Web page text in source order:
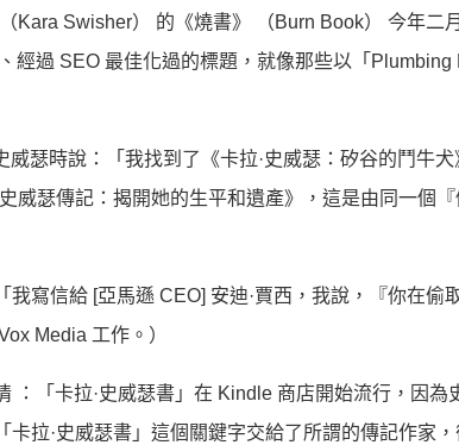
Kara Swisher） 的《燒書》 （Burn Book） 今年
經過 SEO 最佳化過的標題，就像那些以「
威瑟時說：「我找到了《卡拉·史威瑟：矽谷的鬥牛
威瑟傳記：揭開她的生平和遺產》，這是由同一個
我寫信給 [亞馬遜 CEO] 安迪·賈西，我說，『你在偷
Media 工作。）
：「卡拉·史威瑟書」在 Kindle 商店開始流行，因
卡拉·史威瑟書」這個關鍵字交給了所謂的傳記作家